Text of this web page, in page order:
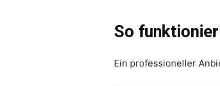
So
Ein professioneller